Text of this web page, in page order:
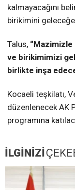
kalmayacağını
birikimini
Talus, “Mazimizle
ve birikimimizi
birlikte inşa
Kocaeli teşkilatı,
düzenlenecek AK
programına
İLGİNİZİ